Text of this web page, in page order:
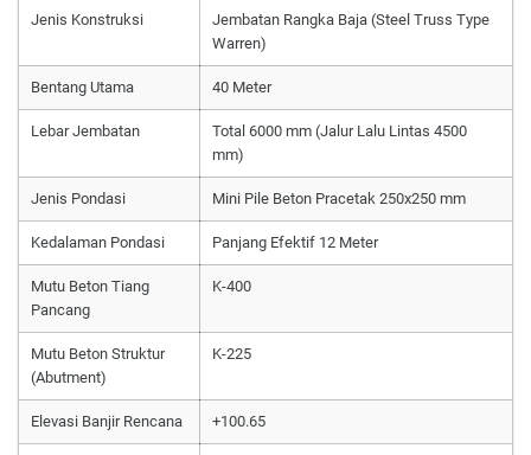
Jenis Konstruksi
Jembatan Rangka Baja (Steel Truss Type
Warren)
Bentang Utama 40 Meter
Lebar Jembatan
Total 6000 mm (Jalur Lalu Lintas 4500
mm)
Jenis Pondasi Mini Pile Beton Pracetak 250x250 mm
Kedalaman Pondasi Panjang Efektif 12 Meter
Mutu Beton Tiang
Pancang
K-400
Mutu Beton Struktur
(Abutment)
K-225
Elevasi Banjir Rencana +100.65